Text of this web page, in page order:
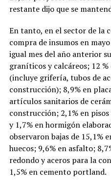
restante dijo que se
En tanto, en el sector de la
compra de insumos en
igual mes del año anterior
graníticos y calcáreos; 12
(incluye grifería, tubos de
construcción); 8,9% en
artículos sanitarios de
construcción; 2,1% en
y 1,7% en hormigón
observaron bajas de 15,1%
huecos; 9,6% en asfalto;
redondo y aceros para la
1,5% en cemento portland.